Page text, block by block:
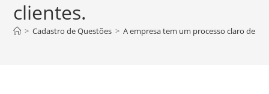
clientes.
> Cadastro de Questões > A empresa tem um processo claro de